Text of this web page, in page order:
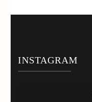
INSTAGRAM